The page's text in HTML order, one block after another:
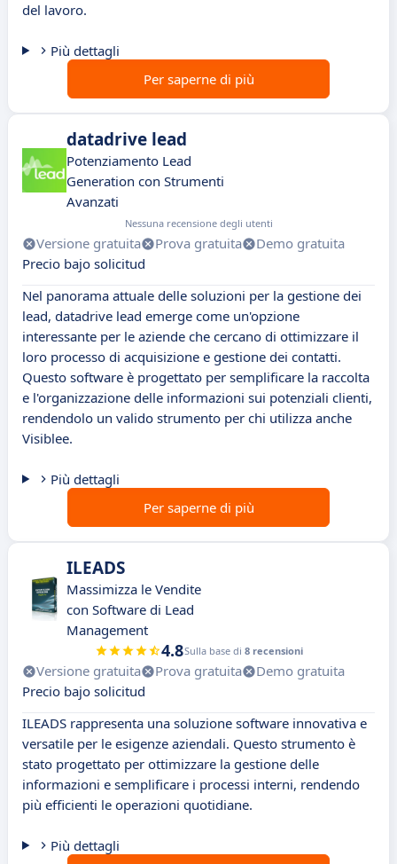
del lavoro.
Più dettagli
Per saperne di più
datadrive lead
Potenziamento Lead
Generation con Strumenti
Avanzati
Nessuna recensione degli utenti
Versione gratuita Prova gratuita
Demo gratuita
Precio bajo solicitud
Nel panorama attuale delle soluzioni per la gestione dei
lead, datadrive lead emerge come un'opzione
interessante per le aziende che cercano di ottimizzare il
loro processo di acquisizione e gestione dei contatti.
Questo software è progettato per semplificare la raccolta
e l'organizzazione delle informazioni sui potenziali clienti,
rendendolo un valido strumento per chi utilizza anche
Visiblee.
Più dettagli
Per saperne di più
ILEADS
Massimizza le Vendite
con Software di Lead
Management
4.8Sulla base di 8 recensioni
Versione gratuita Prova gratuita
Demo gratuita
Precio bajo solicitud
ILEADS rappresenta una soluzione software innovativa e
versatile per le esigenze aziendali. Questo strumento è
stato progettato per ottimizzare la gestione delle
informazioni e semplificare i processi interni, rendendo
più efficienti le operazioni quotidiane.
Più dettagli